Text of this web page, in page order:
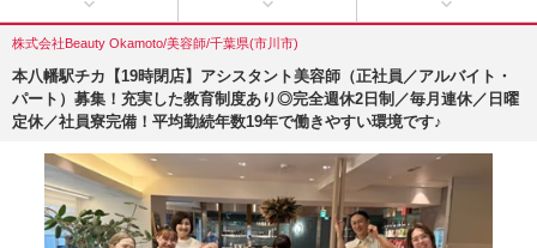
株式会社Beauty Okamoto/美容師/千葉県(市川市)
本八幡駅チカ【19時閉店】アシスタント美容師（正社員／アルバイト・
パート）募集！充実した教育制度あり◎完全週休2日制／毎月連休／日曜
定休／社員寮完備！平均勤続年数19年で働きやすい環境です♪